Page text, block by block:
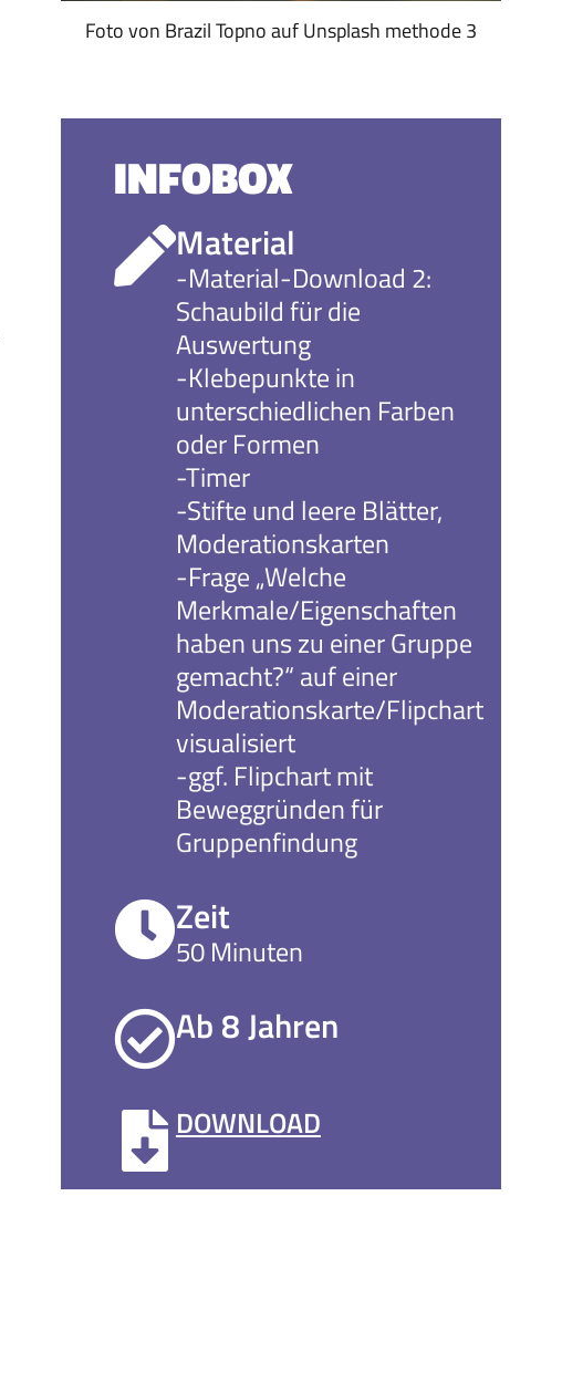
Foto von Brazil Topno auf Unsplash methode 3
INFOBOX
Material
-Material-Download 2:
Schaubild für die
Auswertung
-Klebepunkte in
unterschiedlichen Farben
oder Formen
-Timer
-Stifte und leere Blätter,
Moderationskarten
-Frage „Welche
Merkmale/Eigenschaften
haben uns zu einer Gruppe
gemacht?“ auf einer
Moderationskarte/Flipchart
visualisiert
-ggf. Flipchart mit
Beweggründen für
Gruppenfindung
Zeit
50 Minuten
Ab 8 Jahren
DOWNLOAD